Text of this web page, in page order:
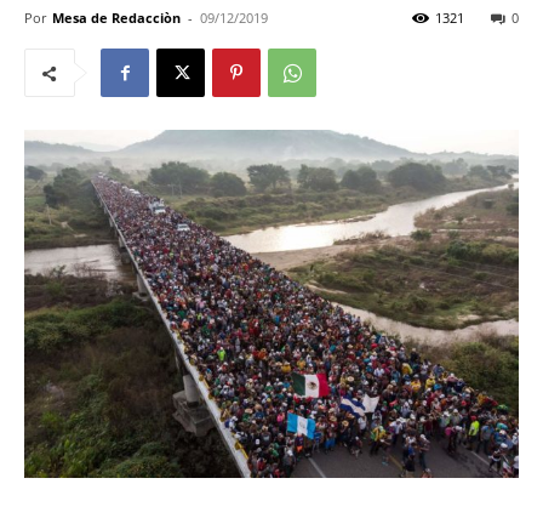
Por Mesa de Redacciòn - 09/12/2019 0
1321